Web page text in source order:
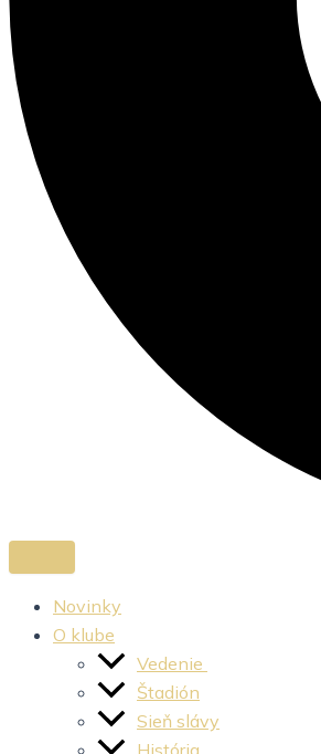
Novinky
O klube
Vedenie
Štadión
Sieň slávy